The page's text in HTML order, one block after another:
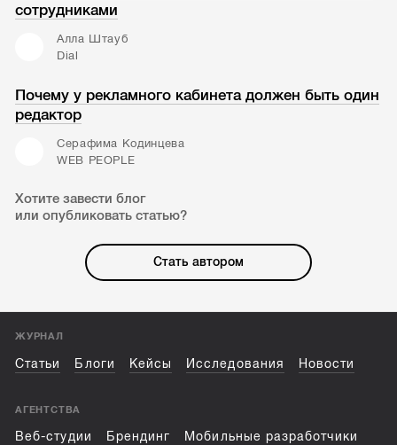
сотрудниками
Алла Штауб
Dial
Почему у рекламного кабинета должен быть один
редактор
Серафима Кодинцева
WEB PEOPLE
Хотите завести блог
или опубликовать статью?
Стать автором
ЖУРНАЛ
Статьи Блоги Кейсы Исследования Новости
АГЕНТСТВА
Веб-студии Брендинг
Мобильные разработчики